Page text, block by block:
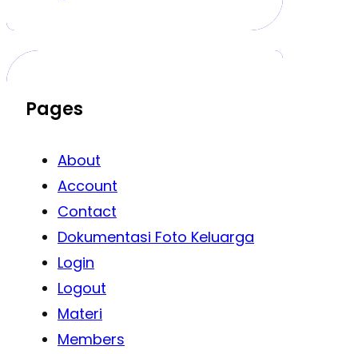
Pages
About
Account
Contact
Dokumentasi Foto Keluarga
Login
Logout
Materi
Members